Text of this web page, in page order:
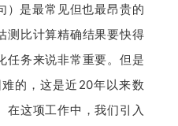
）是最常见但也最昂贵的
测比计算精确结果要快得
任务来说非常重要。但是
的，这是近20年以来数
在这项工作中，我们引入